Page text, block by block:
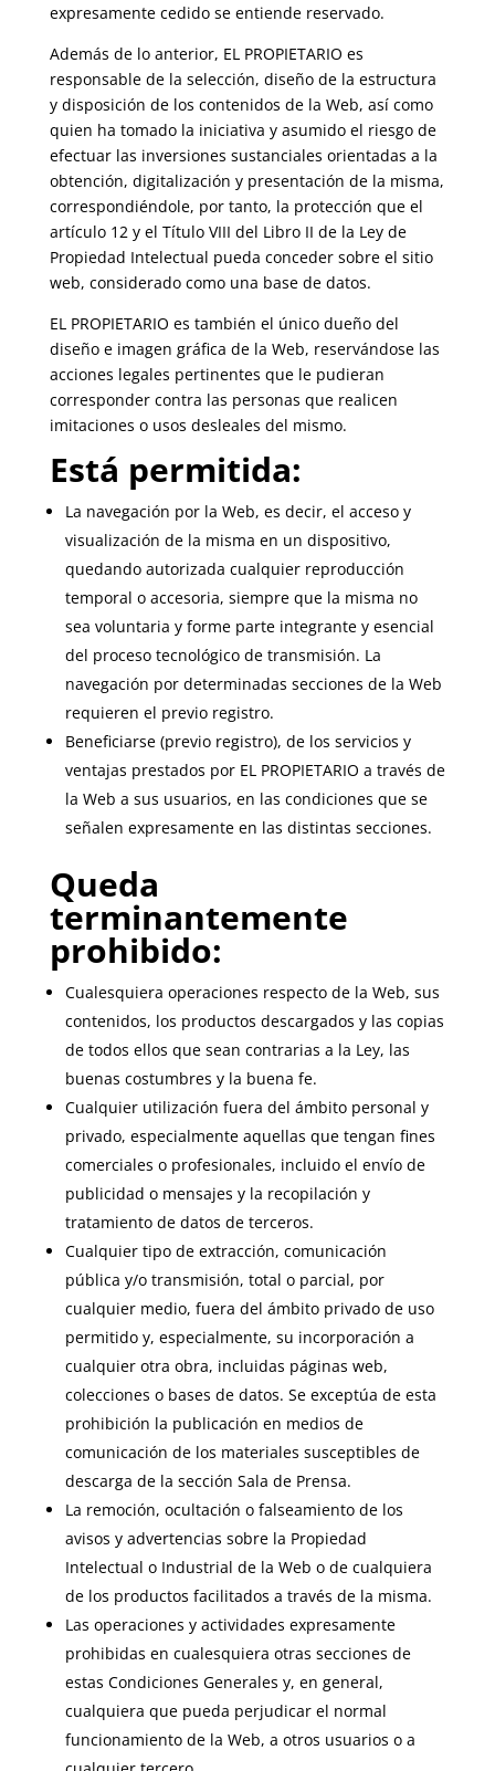
expresamente cedido se entiende reservado.
Además de lo anterior, EL PROPIETARIO es
responsable de la selección, diseño de la estructura
y disposición de los contenidos de la Web, así como
quien ha tomado la iniciativa y asumido el riesgo de
efectuar las inversiones sustanciales orientadas a la
obtención, digitalización y presentación de la misma,
correspondiéndole, por tanto, la protección que el
artículo 12 y el Título VIII del Libro II de la Ley de
Propiedad Intelectual pueda conceder sobre el sitio
web, considerado como una base de datos.
EL PROPIETARIO es también el único dueño del
diseño e imagen gráfica de la Web, reservándose las
acciones legales pertinentes que le pudieran
corresponder contra las personas que realicen
imitaciones o usos desleales del mismo.
Está permitida:
La navegación por la Web, es decir, el acceso y
visualización de la misma en un dispositivo,
quedando autorizada cualquier reproducción
temporal o accesoria, siempre que la misma no
sea voluntaria y forme parte integrante y esencial
del proceso tecnológico de transmisión. La
navegación por determinadas secciones de la Web
requieren el previo registro.
Beneficiarse (previo registro), de los servicios y
ventajas prestados por EL PROPIETARIO a través de
la Web a sus usuarios, en las condiciones que se
señalen expresamente en las distintas secciones.
Queda
terminantemente
prohibido:
Cualesquiera operaciones respecto de la Web, sus
contenidos, los productos descargados y las copias
de todos ellos que sean contrarias a la Ley, las
buenas costumbres y la buena fe.
Cualquier utilización fuera del ámbito personal y
privado, especialmente aquellas que tengan fines
comerciales o profesionales, incluido el envío de
publicidad o mensajes y la recopilación y
tratamiento de datos de terceros.
Cualquier tipo de extracción, comunicación
pública y/o transmisión, total o parcial, por
cualquier medio, fuera del ámbito privado de uso
permitido y, especialmente, su incorporación a
cualquier otra obra, incluidas páginas web,
colecciones o bases de datos. Se exceptúa de esta
prohibición la publicación en medios de
comunicación de los materiales susceptibles de
descarga de la sección Sala de Prensa.
La remoción, ocultación o falseamiento de los
avisos y advertencias sobre la Propiedad
Intelectual o Industrial de la Web o de cualquiera
de los productos facilitados a través de la misma.
Las operaciones y actividades expresamente
prohibidas en cualesquiera otras secciones de
estas Condiciones Generales y, en general,
cualquiera que pueda perjudicar el normal
funcionamiento de la Web, a otros usuarios o a